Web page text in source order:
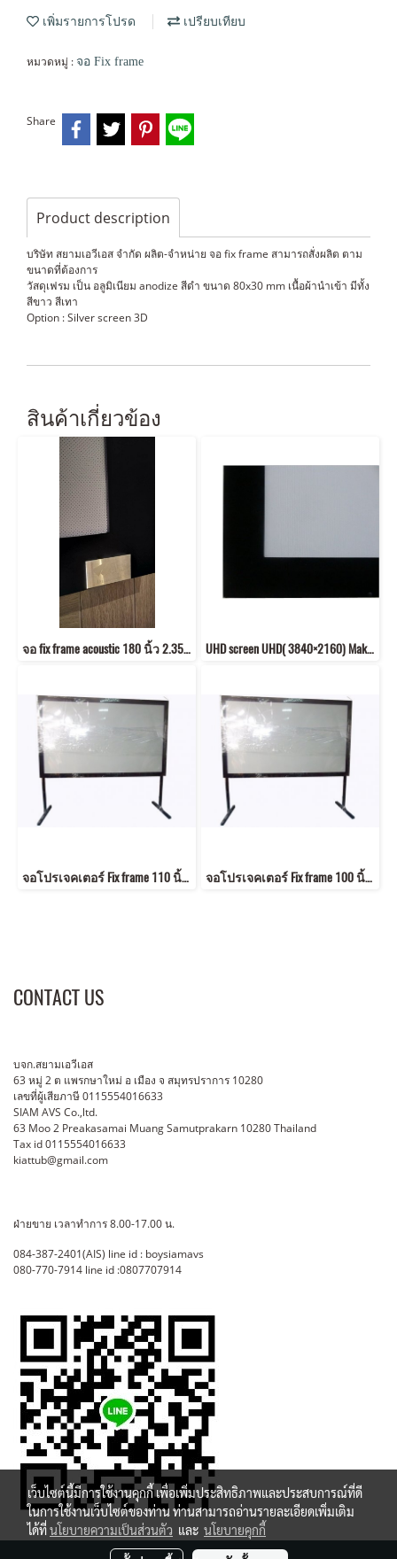
เพิ่มรายการโปรด เปรียบเทียบ
หมวดหมู่ : จอ Fix frame
Share
Product description
บริษัท สยามเอวีเอส จำกัด ผลิต-จำหน่าย จอ fix frame สามารถสั่งผลิต ตาม
ขนาดที่ต้องการ
วัสดุเฟรม เป็น อลูมิเนียม anodize สีดำ ขนาด 80x30 mm เนื้อผ้านำเข้า มีทั้ง
สีขาว สีเทา
Option : Silver screen 3D
สินค้าเกี่ยวข้อง
จอ fix frame acoustic 180 นิ้ว 2.35:1 แบบ โรงหลัง UHD screen UHD( 3840×2160) Make to order
จอโปรเจคเตอร์ Fix frame 110 นิ้ว ขนาด (1.37x2.44 m) 16:9 พร้อมขา สูง 80 cm จอโปรเจคเตอร์ Fix frame 100 นิ้ว ขนาด (1.25x2.21m) 16:9 พร้อมขา สูง 80 cm#2
CONTACT US
บจก.สยามเอวีเอส
63 หมู่ 2 ต แพรกษาใหม่ อ เมือง จ สมุทรปราการ 10280
เลขที่ผู้เสียภาษี 0115554016633
SIAM AVS Co.,ltd.
63 Moo 2 Preakasamai Muang Samutprakarn 10280 Thailand
Tax id 0115554016633
kiattub@gmail.com
ฝ่ายขาย เวลาทำการ 8.00-17.00 น.
084-387-2401(AIS) line id : boysiamavs
080-770-7914 line id :0807707914
เว็บไซต์นี้มีการใช้งานคุกกี้ เพื่อเพิ่มประสิทธิภาพและประสบการณ์ที่ดี
ในการใช้งานเว็บไซต์ของท่าน ท่านสามารถอ่านรายละเอียดเพิ่มเติม
ได้ที่นโยบายความเป็นส่วนตัว และ นโยบายคุกกี้